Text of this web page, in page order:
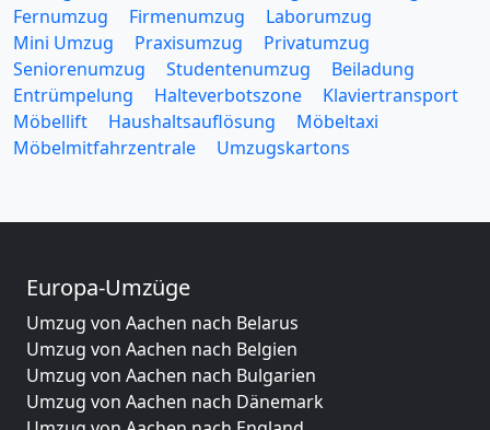
Fernumzug
Firmenumzug
Laborumzug
Mini Umzug
Praxisumzug
Privatumzug
Seniorenumzug
Studentenumzug
Beiladung
Entrümpelung
Halteverbotszone
Klaviertransport
Möbellift
Haushaltsauflösung
Möbeltaxi
Möbelmitfahrzentrale
Umzugskartons
Europa-Umzüge
Umzug von Aachen nach Belarus
Umzug von Aachen nach Belgien
Umzug von Aachen nach Bulgarien
Umzug von Aachen nach Dänemark